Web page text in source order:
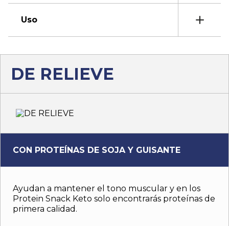
Uso
DE RELIEVE
CON PROTEÍNAS DE SOJA Y GUISANTE
Ayudan a mantener el tono muscular y en los
Protein Snack Keto solo encontrarás proteínas de
primera calidad.